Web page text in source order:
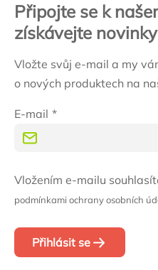
Připojte se k
získávejte
Vložte svůj e-mail a my
o nových produktech na
E-mail
Vložením e-mailu
podmínkami ochrany osobních
Přihlásit se